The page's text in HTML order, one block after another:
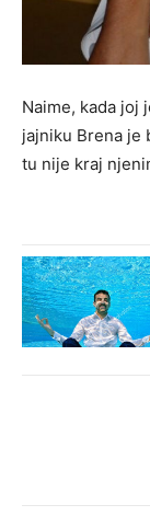
Naime, kada joj
jajniku Brena je
tu nije kraj